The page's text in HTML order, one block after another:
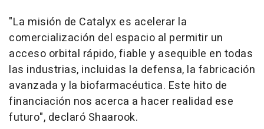
"La misión de Catalyx es acelerar la
comercialización del espacio al permitir un
acceso orbital rápido, fiable y asequible en todas
las industrias, incluidas la defensa, la fabricación
avanzada y la biofarmacéutica. Este hito de
financiación nos acerca a hacer realidad ese
futuro", declaró Shaarook.